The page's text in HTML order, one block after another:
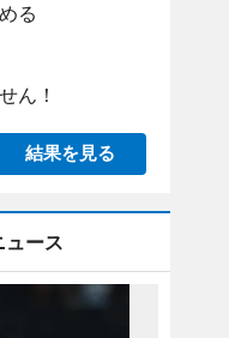
る
ん！
結果を見る
ュース